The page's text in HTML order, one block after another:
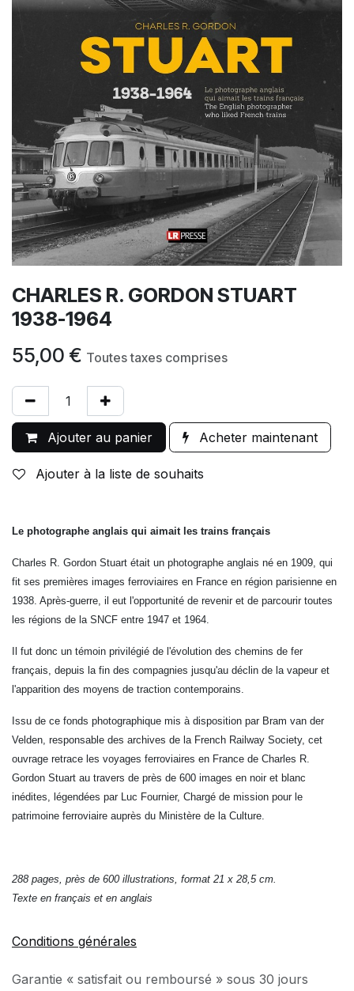
CHARLES R. GORDON STUART
1938-1964
55,00 € Toutes taxes comprises
Ajouter au panier Acheter maintenant
Ajouter à la liste de souhaits
Le photographe anglais qui aimait les trains français
Charles R. Gordon Stuart était un photographe anglais né en 1909, qui
fit ses premières images ferroviaires en France en région parisienne en
1938. Après-guerre, il eut l'opportunité de revenir et de parcourir toutes
les régions de la SNCF entre 1947 et 1964.
Il fut donc un témoin privilégié de l'évolution des chemins de fer
français, depuis la fin des compagnies jusqu'au déclin de la vapeur et
l'apparition des moyens de traction contemporains.
Issu de ce fonds photographique mis à disposition par Bram van der
Velden, responsable des archives de la French Railway Society, cet
ouvrage retrace les voyages ferroviaires en France de Charles R.
Gordon Stuart au travers de près de 600 images en noir et blanc
inédites, légendées par Luc Fournier, Chargé de mission pour le
patrimoine ferroviaire auprès du Ministère de la Culture.
288 pages, près de 600 illustrations, format 21 x 28,5 cm.
Texte en français et en anglais
Conditions générales
Garantie « satisfait ou remboursé » sous 30 jours